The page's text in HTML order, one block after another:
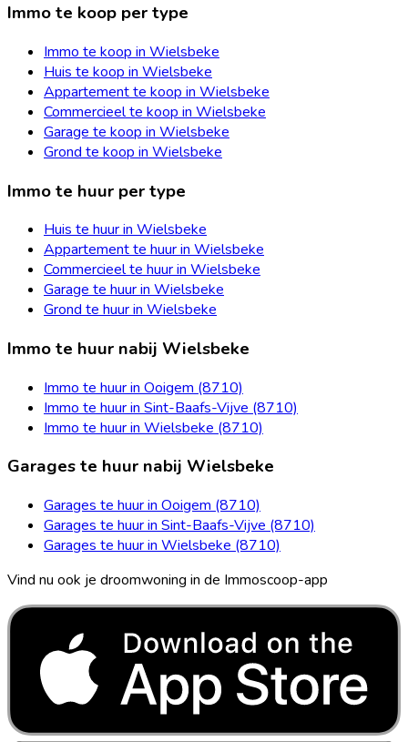
Immo te koop per type
Immo te koop in Wielsbeke
Huis te koop in Wielsbeke
Appartement te koop in Wielsbeke
Commercieel te koop in Wielsbeke
Garage te koop in Wielsbeke
Grond te koop in Wielsbeke
Immo te huur per type
Huis te huur in Wielsbeke
Appartement te huur in Wielsbeke
Commercieel te huur in Wielsbeke
Garage te huur in Wielsbeke
Grond te huur in Wielsbeke
Immo te huur nabij Wielsbeke
Immo te huur in Ooigem (8710)
Immo te huur in Sint-Baafs-Vijve (8710)
Immo te huur in Wielsbeke (8710)
Garages te huur nabij Wielsbeke
Garages te huur in Ooigem (8710)
Garages te huur in Sint-Baafs-Vijve (8710)
Garages te huur in Wielsbeke (8710)
Vind nu ook je droomwoning in de Immoscoop-app